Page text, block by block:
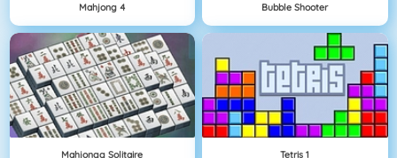
Mahjong 4 Bubble Shooter
Mahjongg Solitaire Tetris 1